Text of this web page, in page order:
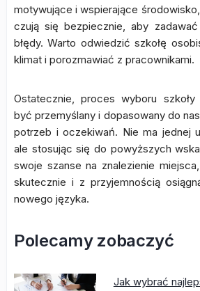
motywujące i wspierające
czują się bezpiecznie, aby
błędy. Warto odwiedzić szkołę
klimat i porozmawiać z pracownikami.
Ostatecznie, proces wyboru
być przemyślany i dopasowany do
potrzeb i oczekiwań. Nie ma jednej
ale stosując się do powyższych
swoje szanse na znalezienie
skutecznie i z przyjemnością
nowego języka.
Polecamy zobaczyć
Jak wybrać